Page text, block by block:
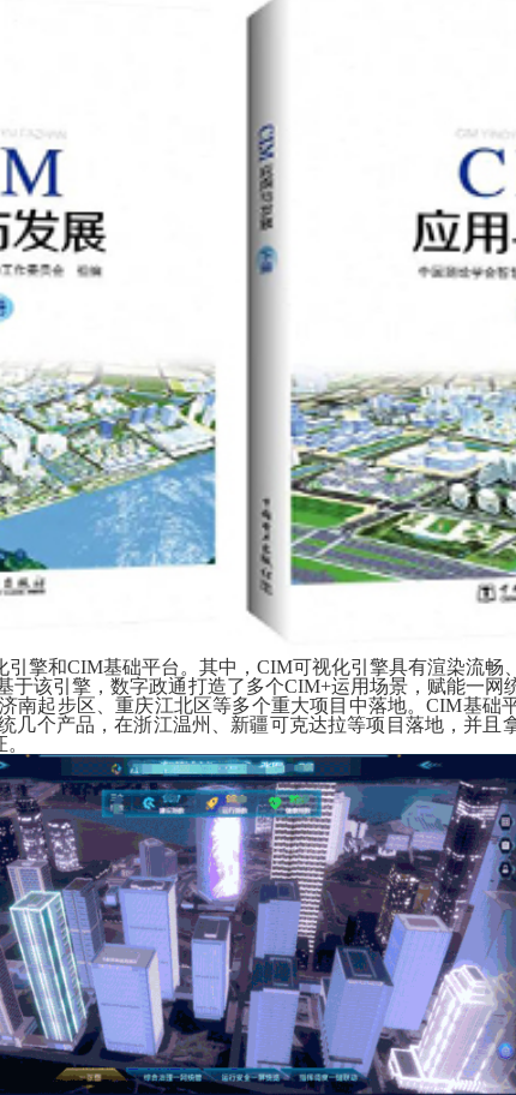
擎和CIM基础平台。其中，CIM可视化引擎具有渲染流畅
于该引擎，数字政通打造了多个CIM+运用场景，赋能一网
南起步区、重庆江北区等多个重大项目中落地。CIM基础
几个产品，在浙江温州、新疆可克达拉等项目落地，并且